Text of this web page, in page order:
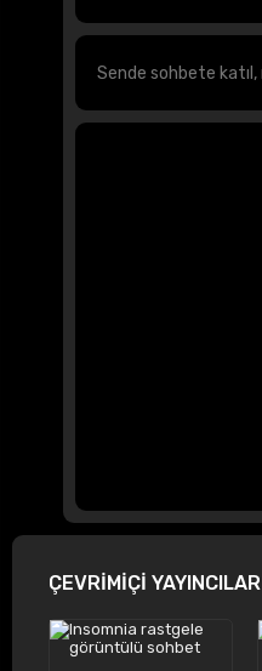
ÇEVRİMİÇİ YAYINCILAR